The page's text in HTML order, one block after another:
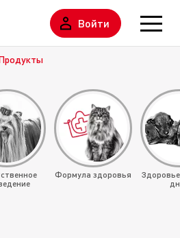
Войти
Формула здоровья